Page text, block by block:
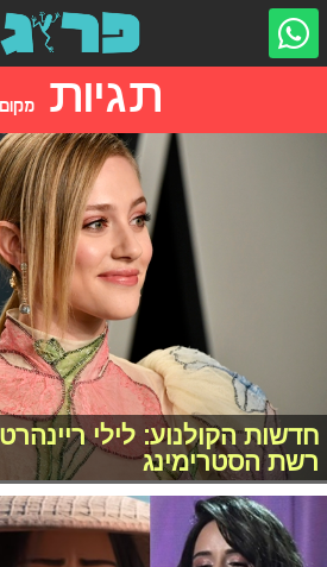
תגיות
חדשות הקולנוע: לילי
רשת הסטרימינג